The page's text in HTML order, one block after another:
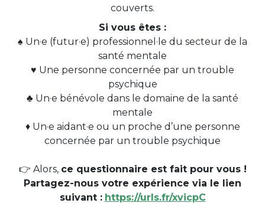
couverts.
Si vous êtes :
♠️ Un·e (futur·e) professionnel·le du secteur de la
santé mentale
♥️​ Une personne concernée par un trouble
psychique
♣️ Un·e bénévole dans le domaine de la santé
mentale
♦️ Un·e aidant·e ou un proche d’une personne
concernée par un trouble psychique
👉​ Alors, ce questionnaire est fait pour vous !
Partagez-nous votre expérience via le lien
suivant : https://urls.fr/xvicpC